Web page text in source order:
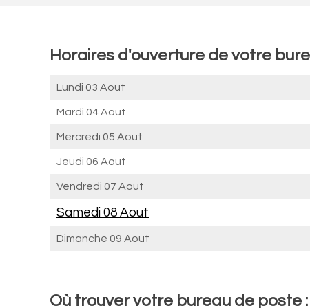
Horaires d'ouverture de votre
Lundi 03 Aout
Mardi 04 Aout
Mercredi 05 Aout
Jeudi 06 Aout
Vendredi 07 Aout
Samedi 08 Aout
Dimanche 09 Aout
Où trouver votre bureau de poste